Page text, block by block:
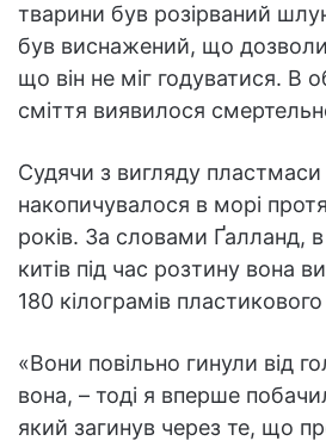
тварини був розірваний
був виснажений, що
що він не міг годуватися. В
сміття виявилося
Судячи з вигляду пластмаси
накопичувалося в морі
років. За словами Ґалланд,
китів під час розтину вона
180 кілограмів
«Вони повільно гинули від
вона, – тоді я вперше
який загинув через те, що